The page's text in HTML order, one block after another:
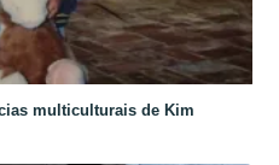
multiculturais de Kim